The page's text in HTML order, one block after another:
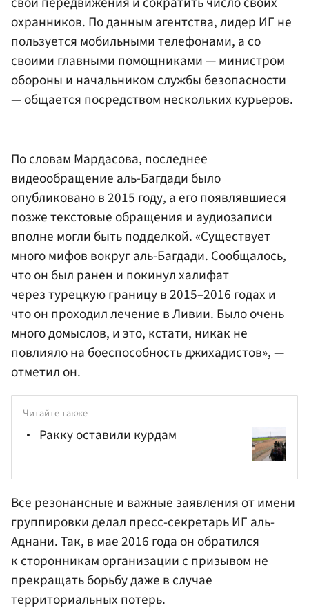
охранников. По данным агентства, лидер ИГ не
пользуется мобильными телефонами, а со
своими главными помощниками — министром
обороны и начальником службы безопасности
— общается посредством нескольких курьеров.
По словам Мардасова, последнее
видеообращение аль-Багдади было
опубликовано в 2015 году, а его появлявшиеся
позже текстовые обращения и аудиозаписи
вполне могли быть подделкой. «Существует
много мифов вокруг аль-Багдади. Сообщалось,
что он был ранен и покинул халифат
через турецкую границу в 2015–2016 годах и
что он проходил лечение в Ливии. Было очень
много домыслов, и это, кстати, никак не
повлияло на боеспособность джихадистов», —
отметил он.
Читайте также
Ракку оставили курдам
Все резонансные и важные заявления от имени
группировки делал пресс-секретарь ИГ аль-
Аднани. Так, в мае 2016 года он обратился
к сторонникам организации с призывом не
прекращать борьбу даже в случае
территориальных потерь.